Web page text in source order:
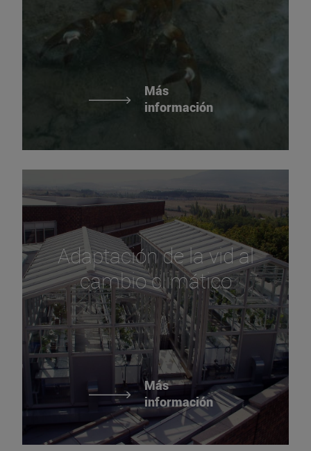
Más
información
Adaptación de la vid al
cambio climático
Más
información